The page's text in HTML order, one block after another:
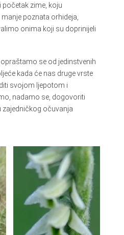
početak zime, koju
poznata orhideja,
onima koji su doprinijeli
se od jedinstvenih
kada će nas druge vrste
svojom ljepotom i
nadamo se, dogovoriti
zajedničkog očuvanja